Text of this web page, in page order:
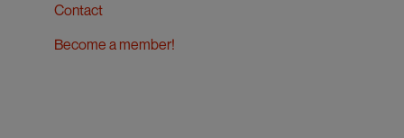
Contact
Become a member!